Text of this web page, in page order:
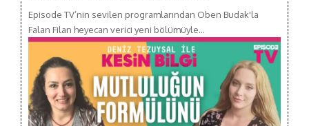
Episode TV’nin sevilen programlarından Oben Budak'la
Falan Filan heyecan verici yeni bölümüyle…